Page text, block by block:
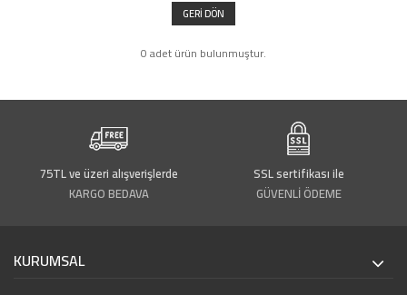
GERI DÖN
0 adet ürün bulunmuştur.
75TL ve üzeri alışverişlerde
KARGO BEDAVA
SSL sertifikası ile
GÜVENLİ ÖDEME
KURUMSAL